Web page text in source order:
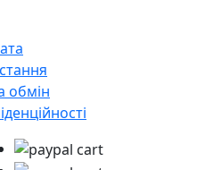
обмін